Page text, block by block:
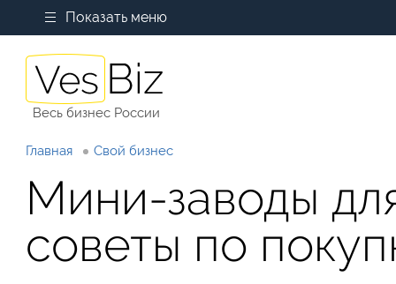
Показать меню
Весь бизнес России
Главная Свой бизнес
Мини-заводы
советы по